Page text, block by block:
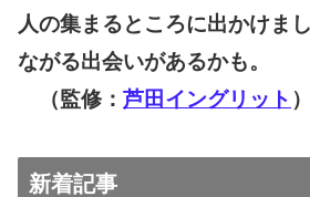
人の集まるところに出かけま
ながる出会いがあるかも。
（監修： 芦田イングリット ）
新着記事